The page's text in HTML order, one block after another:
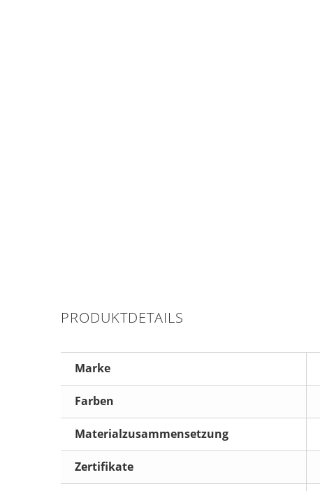
PRODUKTDETAILS
Marke
Farben
Materialzusammensetzung
Zertifikate